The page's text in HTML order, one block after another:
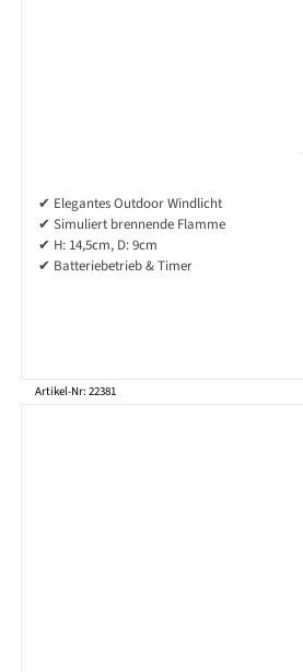
✔ Elegantes Outdoor Windlicht
✔ Simuliert brennende Flamme
✔ H: 14,5cm, D: 9cm
✔ Batteriebetrieb & Timer
Artikel-Nr: 22381